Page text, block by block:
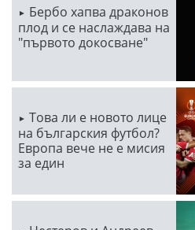
Бербо хапва драконов
плод и се наслаждава на
"първото докосване"
Това ли е новото лице
на българския футбол?
Европа вече не е мисия
за един